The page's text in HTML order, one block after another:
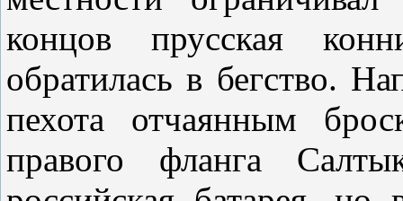
концов прусская
обратилась в бегство.
пехота отчаянным
правого фланга